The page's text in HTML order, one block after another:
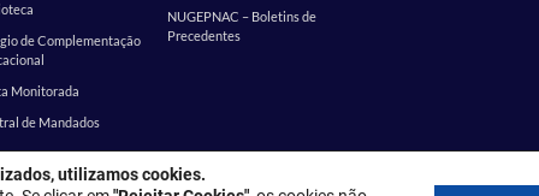
de Complementação
Monitorada
de Mandados
NUGEPNAC – Boletins de
Precedentes
Rua Desembargador Homero Mafra, 60 - Enseada do Suá, Vitória - ES,
utilizamos cookies.